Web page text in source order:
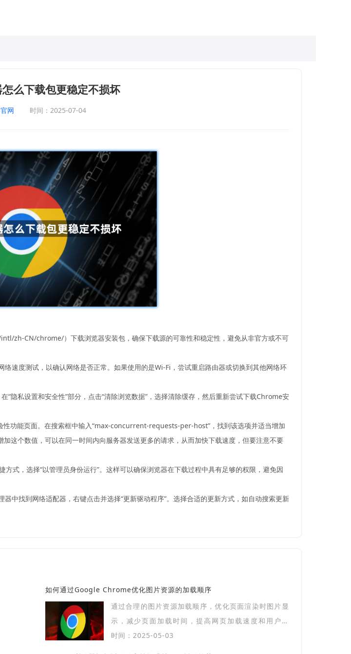
么下载包更稳定不损坏
网 时间：2025-07-04
zh-CN/chrome/）下载浏览器安装包，确保下载源的可靠性和稳定性，避免从非官方或不可
速度测试，以确认网络是否正常。如果使用的是Wi-Fi，尝试重启路由器或切换到其他网络环
隐私设置和安全性”部分，点击“清除浏览数据”，选择清除缓存，然后重新尝试下载Chrome安
功能页面。在搜索框中输入“max-concurrent-requests-per-host”，找到该选项并适当增加
这个数值，可以在同一时间内向服务器发送更多的请求，从而加快下载速度，但要注意不要
式，选择“以管理员身份运行”。这样可以确保浏览器在下载过程中具有足够的权限，避免因
中找到网络适配器，右键点击并选择“更新驱动程序”。选择合适的更新方式，如自动搜索更新
如何通过Google Chrome优化图片资源的加载顺序
通过合理的图片资源加载顺序，优化页面渲染时图片显
示，减少页面加载时间，提高网页加载速度和用户体
验。
时间：2025-05-03